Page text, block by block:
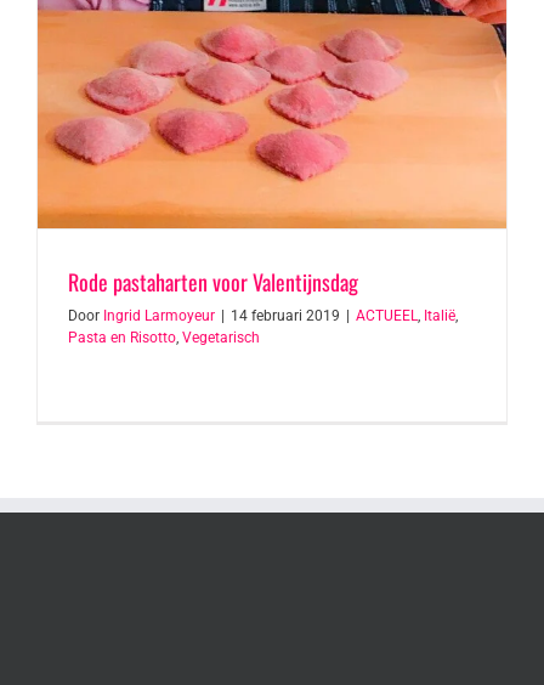
Rode pastaharten voor Valentijnsdag
Door Ingrid Larmoyeur 14 februari 2019 ACTUEEL, Italië,
Pasta en Risotto, Vegetarisch